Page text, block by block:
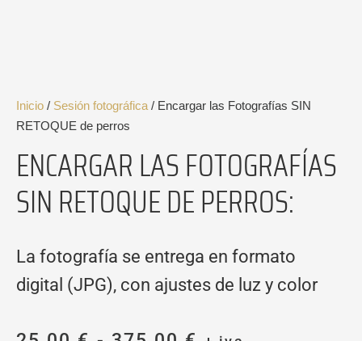
Inicio / Sesión fotográfica / Encargar las Fotografías SIN
RETOQUE de perros
ENCARGAR LAS FOTOGRAFÍAS
SIN RETOQUE DE PERROS:
La fotografía se entrega en formato
digital (JPG), con ajustes de luz y color